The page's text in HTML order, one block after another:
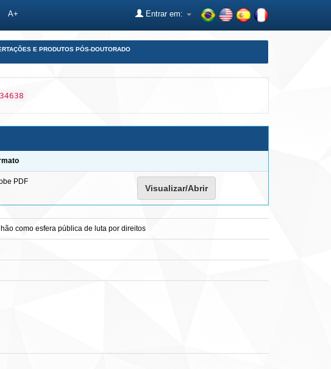
A+ Entrar em:
E PRODUTOS PÓS-DOUTORADO
PDF
Visualizar/Abrir
como esfera pública de luta por direitos